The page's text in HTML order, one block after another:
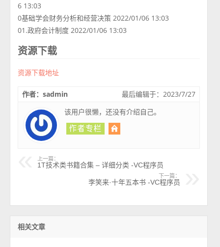
6 13:03
0基础学会财务分析和经营决策 2022/01/06 13:03
01.政府会计制度 2022/01/06 13:03
资源下载
资源下载地址
最后编辑于：2023/7/27
作者：sadmin
该用户很懒，还没有介绍自己。
上一篇：
1T技术类书籍合集 – 详细分类 -VC程序员
下一篇：
李笑来·十年五本书 -VC程序员
相关文章